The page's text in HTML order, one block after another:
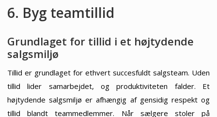
6. Byg teamtillid
Grundlaget for tillid i et højtydende
salgsmiljø
Tillid er grundlaget for ethvert succesfuldt salgsteam. Uden
tillid lider samarbejdet, og produktiviteten falder. Et
højtydende salgsmiljø er afhængig af gensidig respekt og
tillid blandt teammedlemmer. Når sælgere stoler på